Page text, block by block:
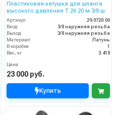
Пластиковая катушка для шланга
высокого давления T 26 20 м 3/8 ш.
Артикул
29.0720.00
Вход
3/8 наружняя резьба
Выход
3/8 наружняя резьба
Материал
Латунь
В коробке
1
Вес, кг
3.418
Цена
23 000 руб.
Купить